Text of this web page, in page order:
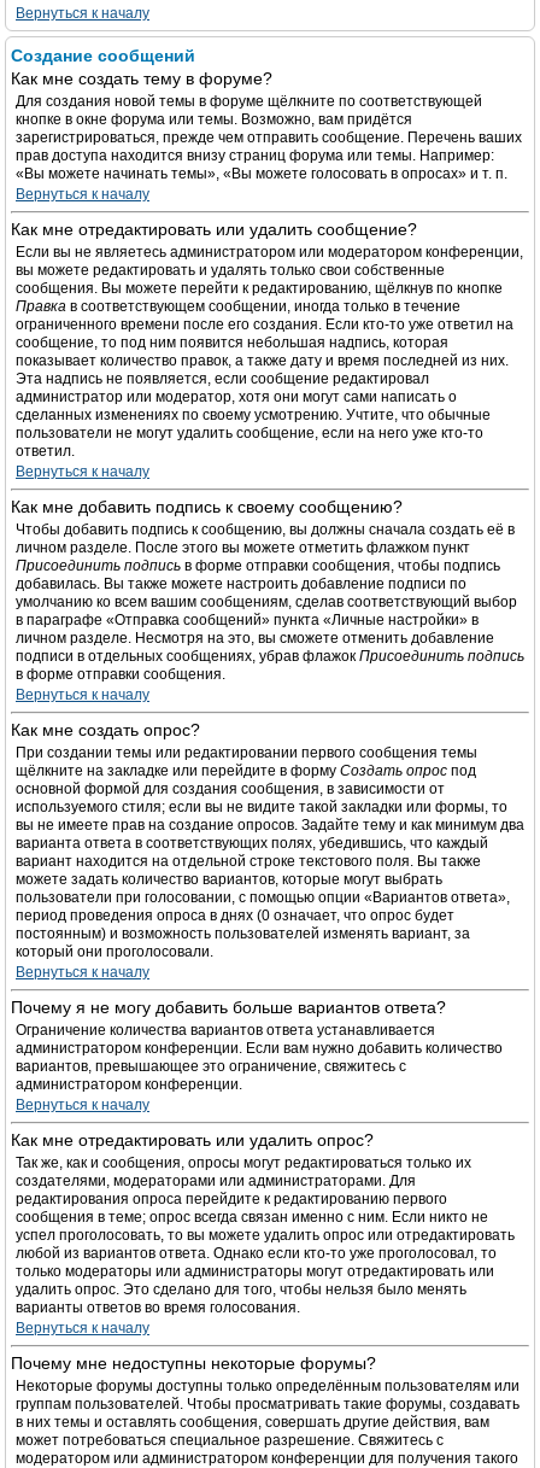
Вернуться к началу
Создание сообщений
Как мне создать тему в форуме?
Для создания новой темы в форуме щёлкните по соответствующей
кнопке в окне форума или темы. Возможно, вам придётся
зарегистрироваться, прежде чем отправить сообщение. Перечень ваших
прав доступа находится внизу страниц форума или темы. Например:
«Вы можете начинать темы», «Вы можете голосовать в опросах» и т. п.
Вернуться к началу
Как мне отредактировать или удалить сообщение?
Если вы не являетесь администратором или модератором конференции,
вы можете редактировать и удалять только свои собственные
сообщения. Вы можете перейти к редактированию, щёлкнув по кнопке
Правка в соответствующем сообщении, иногда только в течение
ограниченного времени после его создания. Если кто-то уже ответил на
сообщение, то под ним появится небольшая надпись, которая
показывает количество правок, а также дату и время последней из них.
Эта надпись не появляется, если сообщение редактировал
администратор или модератор, хотя они могут сами написать о
сделанных изменениях по своему усмотрению. Учтите, что обычные
пользователи не могут удалить сообщение, если на него уже кто-то
ответил.
Вернуться к началу
Как мне добавить подпись к своему сообщению?
Чтобы добавить подпись к сообщению, вы должны сначала создать её в
личном разделе. После этого вы можете отметить флажком пункт
Присоединить подпись в форме отправки сообщения, чтобы подпись
добавилась. Вы также можете настроить добавление подписи по
умолчанию ко всем вашим сообщениям, сделав соответствующий выбор
в параграфе «Отправка сообщений» пункта «Личные настройки» в
личном разделе. Несмотря на это, вы сможете отменить добавление
подписи в отдельных сообщениях, убрав флажок Присоединить подпись
в форме отправки сообщения.
Вернуться к началу
Как мне создать опрос?
При создании темы или редактировании первого сообщения темы
щёлкните на закладке или перейдите в форму Создать опрос под
основной формой для создания сообщения, в зависимости от
используемого стиля; если вы не видите такой закладки или формы, то
вы не имеете прав на создание опросов. Задайте тему и как минимум два
варианта ответа в соответствующих полях, убедившись, что каждый
вариант находится на отдельной строке текстового поля. Вы также
можете задать количество вариантов, которые могут выбрать
пользователи при голосовании, с помощью опции «Вариантов ответа»,
период проведения опроса в днях (0 означает, что опрос будет
постоянным) и возможность пользователей изменять вариант, за
который они проголосовали.
Вернуться к началу
Почему я не могу добавить больше вариантов ответа?
Ограничение количества вариантов ответа устанавливается
администратором конференции. Если вам нужно добавить количество
вариантов, превышающее это ограничение, свяжитесь с
администратором конференции.
Вернуться к началу
Как мне отредактировать или удалить опрос?
Так же, как и сообщения, опросы могут редактироваться только их
создателями, модераторами или администраторами. Для
редактирования опроса перейдите к редактированию первого
сообщения в теме; опрос всегда связан именно с ним. Если никто не
успел проголосовать, то вы можете удалить опрос или отредактировать
любой из вариантов ответа. Однако если кто-то уже проголосовал, то
только модераторы или администраторы могут отредактировать или
удалить опрос. Это сделано для того, чтобы нельзя было менять
варианты ответов во время голосования.
Вернуться к началу
Почему мне недоступны некоторые форумы?
Некоторые форумы доступны только определённым пользователям или
группам пользователей. Чтобы просматривать такие форумы, создавать
в них темы и оставлять сообщения, совершать другие действия, вам
может потребоваться специальное разрешение. Свяжитесь с
модератором или администратором конференции для получения такого